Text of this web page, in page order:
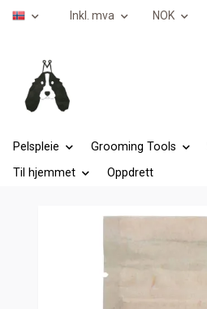
Inkl. mva NOK
Pelspleie Grooming Tools
Til hjemmet
Oppdrett